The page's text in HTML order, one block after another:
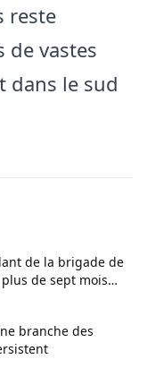
reste
vastes
dans le sud
de la brigade de
de sept mois
branche des